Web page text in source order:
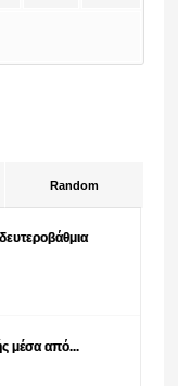
Random
μέσα από...